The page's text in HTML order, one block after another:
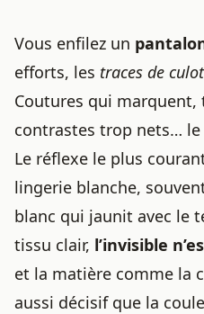
Vous enfilez un
efforts, les traces de
Coutures qui marquent,
contrastes trop nets…
Le réflexe le plus
lingerie blanche,
blanc qui jaunit avec le
tissu clair, l’invisible
et la matière comme la
aussi décisif que la